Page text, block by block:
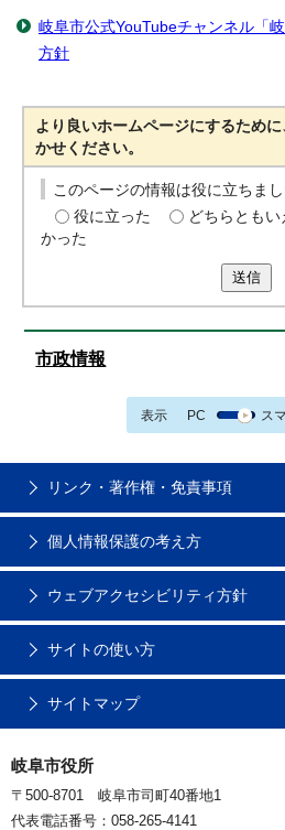
岐阜市公式YouTubeチャンネル「
方針
より良いホームページにするため
かせください。
このページの情報は役に立ちまし
役に立った
どちらともい
かった
送信
市政情報
表示 PC ス
リンク・著作権・免責事項
個人情報保護の考え方
ウェブアクセシビリティ方針
サイトの使い方
サイトマップ
岐阜市役所
〒500-8701 岐阜市司町40番地1
代表電話番号：058-265-4141